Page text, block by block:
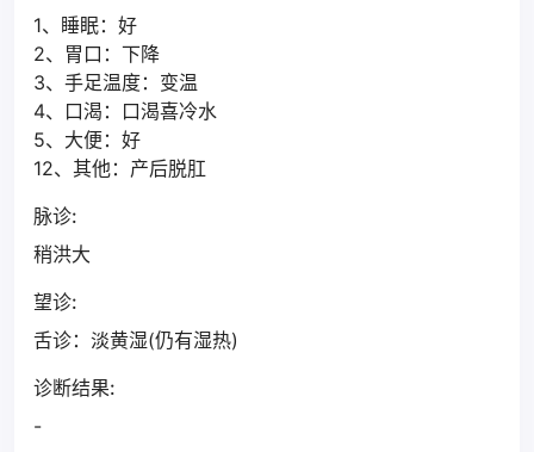
1、睡眠：好
2、胃口：下降
3、手足温度：变温
4、口渴：口渴喜冷水
5、大便：好
12、其他：产后脱肛
脉诊:
稍洪大
望诊:
舌诊：淡黄湿(仍有湿热)
诊断结果:
-